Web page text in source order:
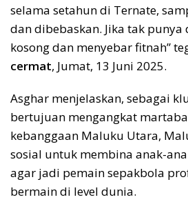
selama setahun di Ternate,
dan dibebaskan. Jika tak
kosong dan menyebar fitnah”
cermat, Jumat, 13 Juni 2025.
Asghar menjelaskan, sebagai
bertujuan mengangkat
kebanggaan Maluku Utara,
sosial untuk membina anak-
agar jadi pemain sepakbola
bermain di level dunia.